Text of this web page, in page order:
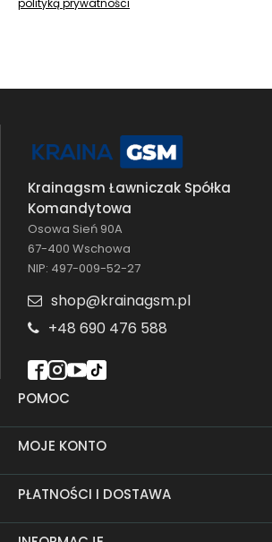
polityką prywatności
POMOC
MOJE KONTO
PŁATNOŚCI I DOSTAWA
Krainagsm Ławniczak Spółka
Komandytowa
Osowa Sień 90A
67-400 Wschowa
NIP: 497-009-52-27
shop@krainagsm.pl
+48 690 476 588